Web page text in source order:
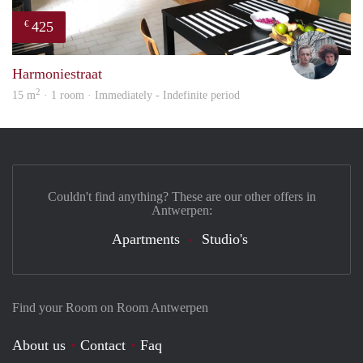
€ 425
Harmoniestraat
15 m2 · 1 room · Immediately - Indefinite period
Find your Room on Room Antwerpen
About us Contact Faq
Couldn't find anything? These are our other offers in
Antwerpen:
Apartments Studio's